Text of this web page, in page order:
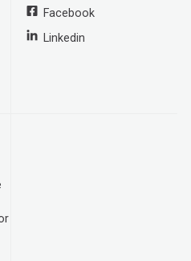
Facebook
Linkedin